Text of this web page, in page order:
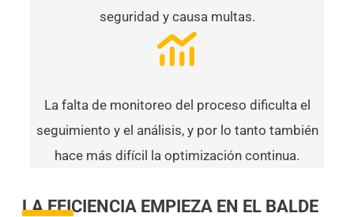
seguridad y causa multas.
La falta de monitoreo del proceso dificulta el
seguimiento y el análisis, y por lo tanto también
hace más difícil la optimización continua.
LA EFICIENCIA EMPIEZA EN EL BALDE